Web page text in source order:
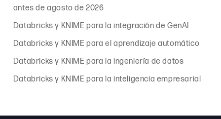
antes de agosto de 2026
Databricks y KNIME para la integración de GenAI
Databricks y KNIME para el aprendizaje automático
Databricks y KNIME para la ingeniería de datos
Databricks y KNIME para la inteligencia empresarial